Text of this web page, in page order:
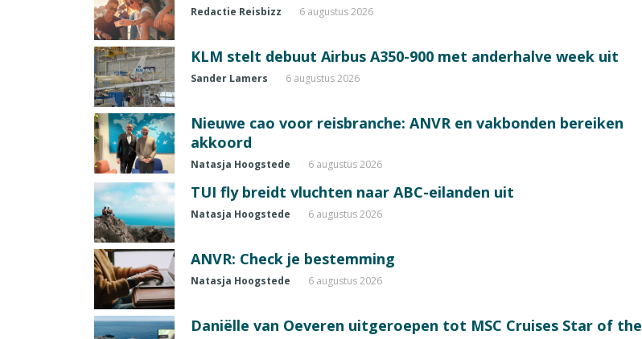
Redactie Reisbizz 6 augustus 2026
KLM stelt debuut Airbus A350-900 met anderhalve week uit
Sander Lamers 6 augustus 2026
Nieuwe cao voor reisbranche: ANVR en vakbonden bereiken
akkoord
Natasja Hoogstede 6 augustus 2026
TUI fly breidt vluchten naar ABC-eilanden uit
Natasja Hoogstede 6 augustus 2026
ANVR: Check je bestemming
Natasja Hoogstede 6 augustus 2026
Daniëlle van Oeveren uitgeroepen tot MSC Cruises Star of the